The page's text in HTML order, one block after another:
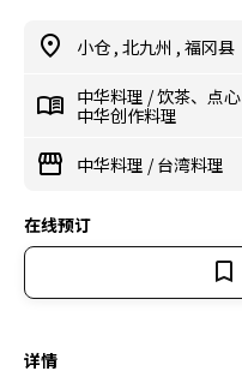
小仓 , 北九州 , 福冈县
中华料理 /饮茶、点心
中华创作料理
中华料理 /台湾料理
在线预订
详情